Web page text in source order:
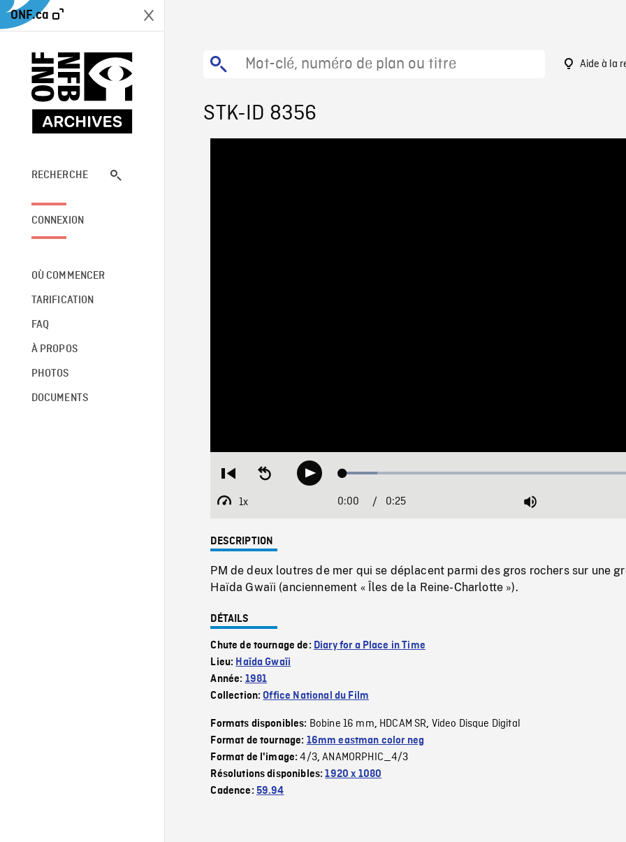
ONF.ca
RECHERCHE
CONNEXION
OÙ COMMENCER
TARIFICATION
FAQ
À PROPOS
PHOTOS
DOCUMENTS
Aide à la
STK-ID 8356
Restart
beginning
Seek
backwardPlay Loaded:
1x
Playback
Current
0:00 / Duration
0:25 Mute
DESCRIPTION
PM de deux loutres de mer qui se déplacent parmi des gros rochers sur une
Haïda Gwaïi (anciennement « Îles de la Reine-Charlotte »).
DÉTAILS
Chute de tournage de: Diary for a Place in Time
Lieu: Haïda Gwaïi
Année: 1981
Collection:Office National du Film
Formats disponibles: Bobine 16 mm, HDCAM SR, Video Disque Digital
Format de tournage: 16mm eastman color neg
Format de l'image:4/3,ANAMORPHIC_4/3
Résolutions disponibles:1920 x 1080
Cadence: 59.94